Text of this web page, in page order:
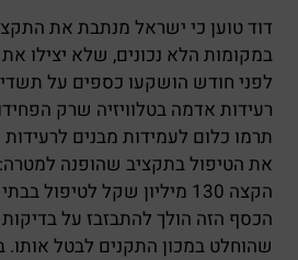
דוד טוען כי ישראל מנתבת את
במקומות הלא נכונים, שלא יצילו
לפני חודש הושקעו כספים על
רעידות אדמה בטלוויזיה שרק
תרמו כלום לעמידות מבנים
את הטיפול בתקציב שהופנה
הקצה 130 מיליון שקל
הכסף הזה הולך להתבזבז על בדיקות
שהוחלט במכון התקנים לבטל